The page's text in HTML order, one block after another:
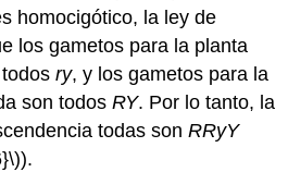
homocigótico, la ley de
los gametos para la planta
todosry, y los gametos para la
son todosRY. Por lo tanto, la
todas sonRRyY
).